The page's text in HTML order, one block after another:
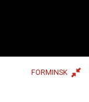
FORMINSK